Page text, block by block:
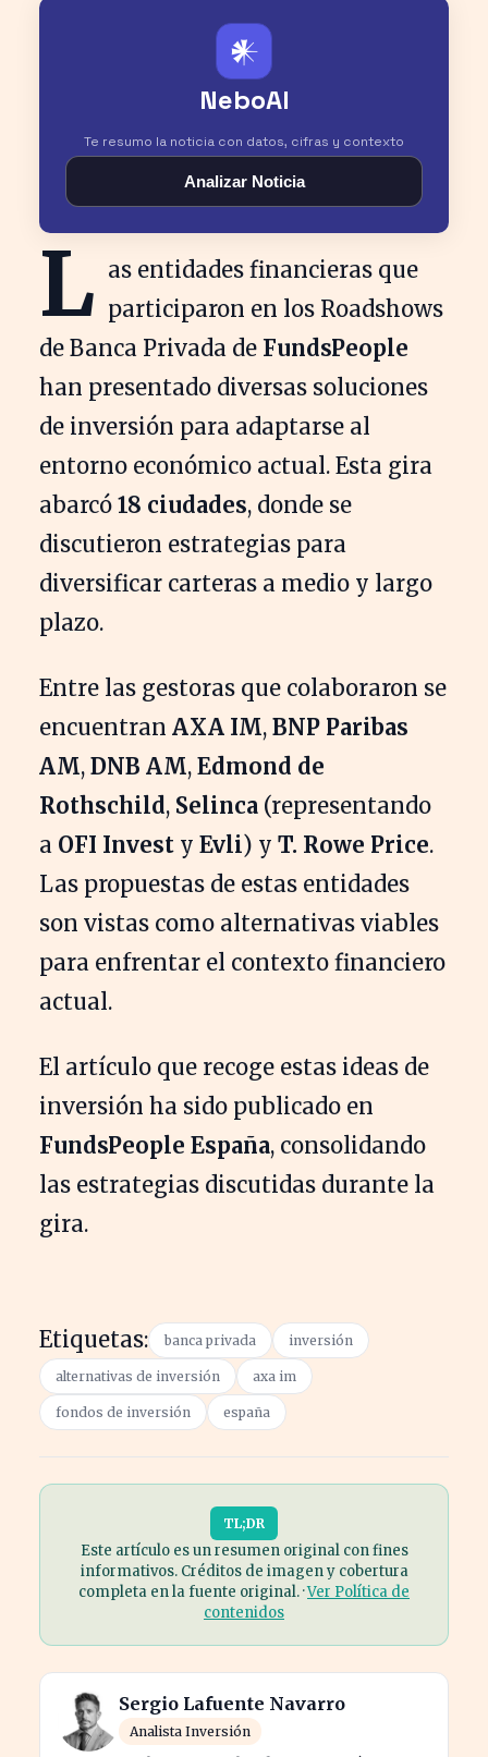
𒀭
NeboAI
Te resumo la noticia con datos, cifras y contexto
Analizar Noticia
L as entidades financieras que
participaron en los Roadshows
de Banca Privada de FundsPeople
han presentado diversas soluciones
de inversión para adaptarse al
entorno económico actual. Esta gira
abarcó 18 ciudades, donde se
discutieron estrategias para
diversificar carteras a medio y largo
plazo.
Entre las gestoras que colaboraron se
encuentran AXA IM, BNP Paribas
AM, DNB AM, Edmond de
Rothschild, Selinca (representando
a OFI Invest y Evli) y T. Rowe Price.
Las propuestas de estas entidades
son vistas como alternativas viables
para enfrentar el contexto financiero
actual.
El artículo que recoge estas ideas de
inversión ha sido publicado en
FundsPeople España, consolidando
las estrategias discutidas durante la
gira.
Etiquetas: banca privada inversión
alternativas de inversión axa im
fondos de inversión españa
TL;DR
Este artículo es un resumen original con fines
informativos. Créditos de imagen y cobertura
completa en la fuente original. ·Ver Política de
contenidos
Sergio Lafuente Navarro
Analista Inversión